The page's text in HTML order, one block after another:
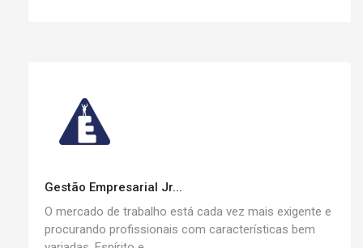
Gestão Empresarial Jr...
O mercado de trabalho está cada vez mais exigente e
procurando profissionais com características bem